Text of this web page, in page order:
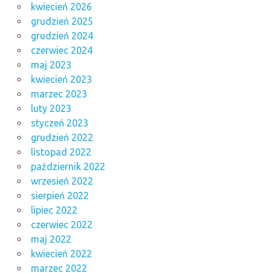
kwiecień 2026
grudzień 2025
grudzień 2024
czerwiec 2024
maj 2023
kwiecień 2023
marzec 2023
luty 2023
styczeń 2023
grudzień 2022
listopad 2022
październik 2022
wrzesień 2022
sierpień 2022
lipiec 2022
czerwiec 2022
maj 2022
kwiecień 2022
marzec 2022